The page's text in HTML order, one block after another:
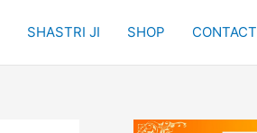
SHASTRI JI SHOP CONTACT